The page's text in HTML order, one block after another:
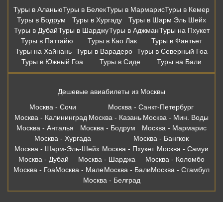
Туры в АланьюТуры в БелекТуры в МармарисТуры в Кемер
Туры в Бодрум
Туры в Хургаду
Туры в Шарм Эль Шейх
Туры в ДубайТуры в ШарджуТуры в АджманТуры на Пхукет
Туры в Паттайю
Туры в Као Лак
Туры в Фантьет
Туры на Хайнань Туры в Варадеро Туры в Северный Гоа
Туры в Южный Гоа
Туры в Сиде Туры на Бали
Дешевые авиабилеты из Москвы
Москва - Сочи
Москва - Санкт-Петербург
Москва - Калининград Москва - Казань Москва - Мин. Воды
Москва - Анталья
Москва - Бодрум
Москва - Мармарис
Москва - Хургада
Москва - Бангкок
Москва - Шарм-Эль-Шейх Москва - Пхукет Москва - Самуи
Москва - Дубай
Москва - Шарджа
Москва - Коломбо
Москва - ГоаМосква - МалеМосква - БалиМосква - Стамбул
Москва - Белград